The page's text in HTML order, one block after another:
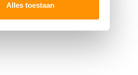
Alles toestaan